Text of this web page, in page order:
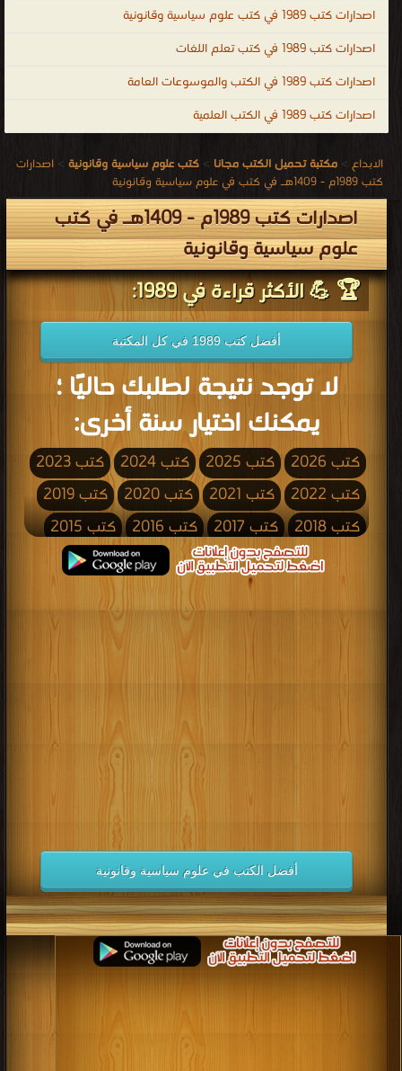
اصدارات كتب 1989 في كتب علوم سياسية وقانونية
اصدارات كتب 1989 في كتب تعلم اللغات
اصدارات كتب 1989 في الكتب والموسوعات العامة
اصدارات كتب 1989 في الكتب العلمية
الابداع > مكتبة تحميل الكتب مجانا > كتب علوم سياسية وقانونية > اصدارات
كتب 1989م - 1409هـ في كتب في علوم سياسية وقانونية
اصدارات كتب 1989م - 1409هـ في كتب
علوم سياسية وقانونية
🏆 💪 الأكثر قراءة في 1989:
أفضل كتب 1989 في كل المكتبة
لا توجد نتيجة لطلبك حاليًا ؛
يمكنك اختيار سنة أخرى:
كتب 2026 كتب 2025 كتب 2024
كتب 2023
كتب 2022
كتب 2021 كتب 2020
كتب 2019
كتب 2018
كتب 2017 كتب 2016
كتب 2015
كتب 2013 كتب 2012
كتب 2011
كتب 2009 كتب 2008
كتب 2006
كتب 2005 كتب 2004
كتب 2003
كتب 2000
كتب 1992
كتب 1991
كتب 1990
كتب 1989 كتب 1988
كتب 1987
كتب 1984
كتب 1983
كتب 1980
كتب 1979
كتب 1978
كتب 1977 كتب 1976
كتب 1975
كتب 1974
كتب 1973 كتب 1972
كتب 1971
كتب 1970
كتب 1969 كتب 1968
كتب 1967
كتب 1966
كتب 1965 كتب 1964
كتب 1963
كتب 1962
كتب 1961 كتب 1960
كتب 1959
كتب 1957
كتب 1952
كتب 1951
أفضل الكتب في علوم سياسية وقانونية